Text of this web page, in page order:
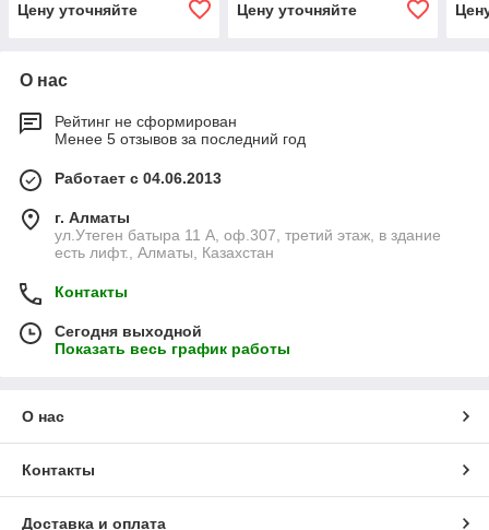
Цену уточняйте
Цену уточняйте
О нас
Рейтинг не сформирован
Менее 5 отзывов за последний год
Работает с 04.06.2013
г. Алматы
ул.Утеген батыра 11 А, оф.307, третий этаж, в здание
есть лифт., Алматы, Казахстан
Контакты
Сегодня выходной
Показать весь график работы
О нас
Контакты
Доставка и оплата